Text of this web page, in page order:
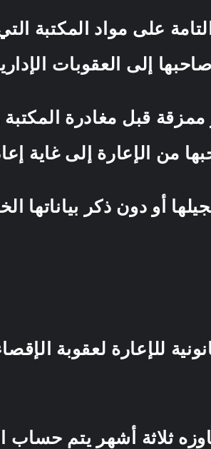
على مواد المكتبة
تعرض صاحبها إلى
قبل مغادرة المكتبة و
من الإعارة إلى
أو دون ذكر بياناتها
للإعارة لعقوبة
ثلاثة أشهر يتم حساب